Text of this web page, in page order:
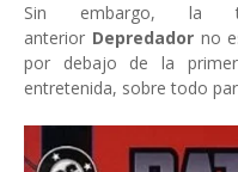
Sin embargo, la
anterior Depredadorno
por debajo de la
entretenida, sobre todo